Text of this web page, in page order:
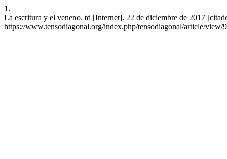
1.
La escritura y el veneno. td [Internet]. 22 de diciembre de 2017
https://www.tensodiagonal.org/index.php/tensodiagonal/article/view/